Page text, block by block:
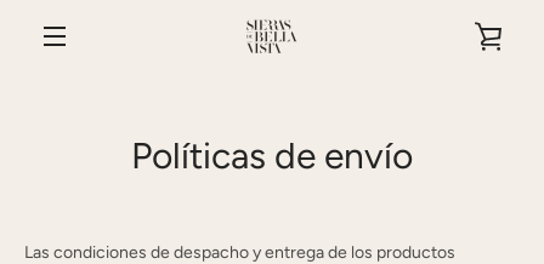
directamente
Políticas de envío
Las condiciones de despacho y entrega de los productos